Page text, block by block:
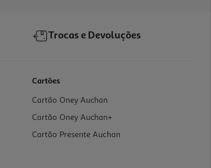
Trocas e Devoluções
Cartões
Cartão Oney Auchan
Cartão Oney Auchan+
Cartão Presente Auchan